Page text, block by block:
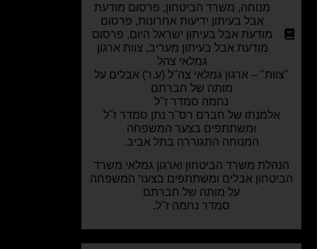
משרד הביטחון ,פרסום מודעת
אבל בעיתון ידיעות אחרונות,פרסום
מודעת אבל בעיתון ישראל היום,פרסום
מודעת אבל בעיתון מעריב, צוות ארגון
גמלאי צהל
– ארגון גמלאי צה"ל (ע.ר)אבלים על
מותה של חברתם
נחמה סמדר ז"ל
אלמנתו של חברם רס"ר נתן סמדר ז"ל
ומשתתפים בצער המשפחה
המנוחה התגוררה בתל אביב.
משרד הביטחון וארגון גמלאי משרד
אבלים ומשתתפים בצער המשפחה
על מותה של חברתם
סמדר נחמה ז"ל.